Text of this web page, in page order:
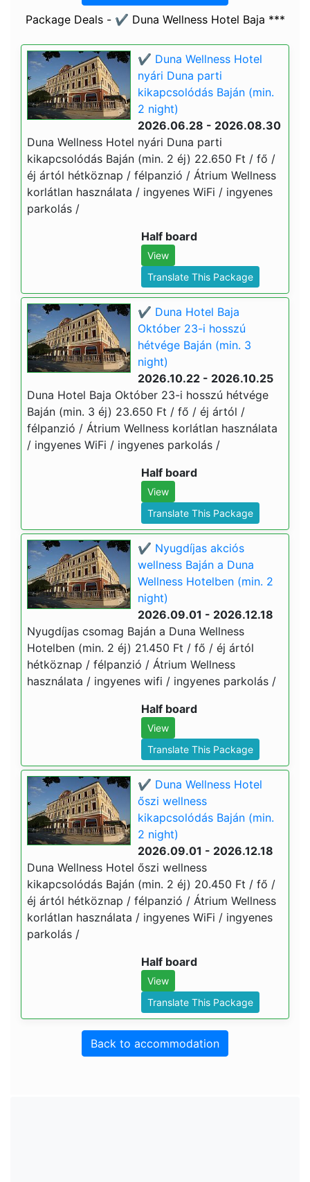
Package Deals - ✔️ Duna Wellness Hotel Baja ***
✔️ Duna Wellness Hotel
nyári Duna parti
kikapcsolódás Baján (min.
2 night)
2026.06.28 - 2026.08.30
Duna Wellness Hotel nyári Duna parti
kikapcsolódás Baján (min. 2 éj) 22.650 Ft / fő /
éj ártól hétköznap / félpanzió / Átrium Wellness
korlátlan használata / ingyenes WiFi / ingyenes
parkolás /
Half board
View
Translate This Package
✔️ Duna Hotel Baja
Október 23-i hosszú
hétvége Baján (min. 3
night)
2026.10.22 - 2026.10.25
Duna Hotel Baja Október 23-i hosszú hétvége
Baján (min. 3 éj) 23.650 Ft / fő / éj ártól /
félpanzió / Átrium Wellness korlátlan használata
/ ingyenes WiFi / ingyenes parkolás /
Half board
View
Translate This Package
✔️ Nyugdíjas akciós
wellness Baján a Duna
Wellness Hotelben (min. 2
night)
2026.09.01 - 2026.12.18
Nyugdíjas csomag Baján a Duna Wellness
Hotelben (min. 2 éj) 21.450 Ft / fő / éj ártól
hétköznap / félpanzió / Átrium Wellness
használata / ingyenes wifi / ingyenes parkolás /
Half board
View
Translate This Package
✔️ Duna Wellness Hotel
őszi wellness
kikapcsolódás Baján (min.
2 night)
2026.09.01 - 2026.12.18
Duna Wellness Hotel őszi wellness
kikapcsolódás Baján (min. 2 éj) 20.450 Ft / fő /
éj ártól hétköznap / félpanzió / Átrium Wellness
korlátlan használata / ingyenes WiFi / ingyenes
parkolás /
Half board
View
Translate This Package
Back to accommodation